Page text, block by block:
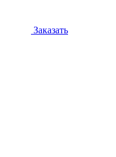
Заказать